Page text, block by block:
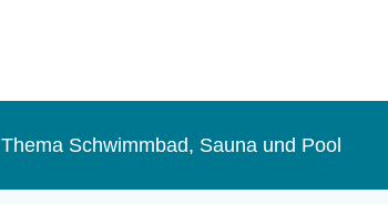
Schwimmbad, Sauna und Pool